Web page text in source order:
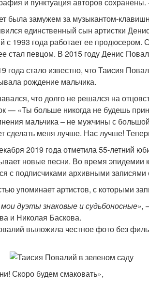
была замужем за музыкантом-
единственный сын артистки
с 1993 года работает ее
стал певцом. В 2015 году Денис
года стало известно, что Таисия
рождение мальчика.
что долго не решался на
— «Ты больше никогда не будешь
мальчика – не мужчины с
меня лучше. Нас лучше!
2019 года отметила 55-летний
новые песни. Во время эпидемии
с подписчиками архивными
упоминает артистов, с которыми
дуэты знаковые и судьбоносные»,
и Николая Баскова.
выложила честное фото без
Скоро будем смаковать»,